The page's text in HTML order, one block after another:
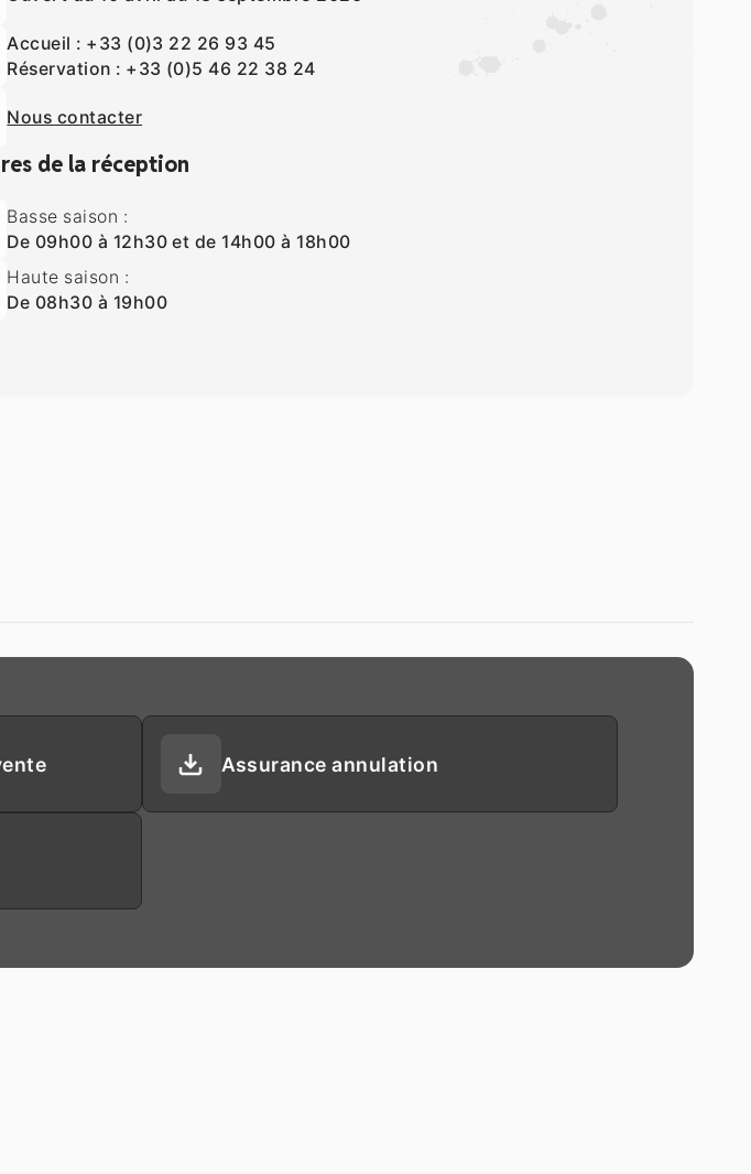
Accueil : +33 (0)3 22 26 93 45
Réservation : +33 (0)5 46 22 38 24
Nous contacter
de la réception
Basse saison :
De 09h00 à 12h30 et de 14h00 à 18h00
Haute saison :
De 08h30 à 19h00
Assurance annulation